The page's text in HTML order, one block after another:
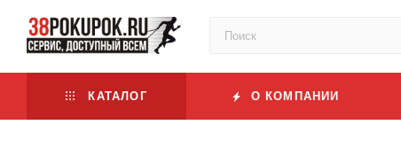
КАТАЛОГ О КОМПАНИИ